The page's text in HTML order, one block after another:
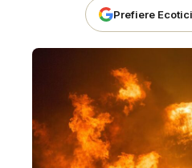
Prefiere